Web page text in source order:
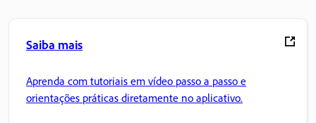
Saiba mais
Aprenda com tutoriais em vídeo passo a passo e
orientações práticas diretamente no aplicativo.